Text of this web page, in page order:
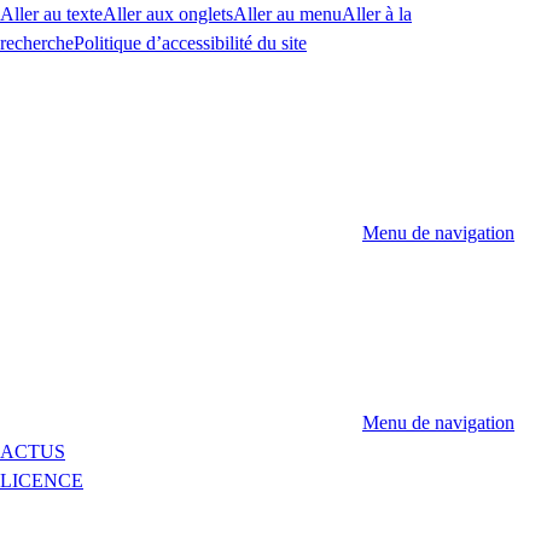
Aller au texteAller aux ongletsAller au menuAller à la
recherchePolitique d’accessibilité du site
Menu de navigation
Menu de navigation
ACTUS
LICENCE